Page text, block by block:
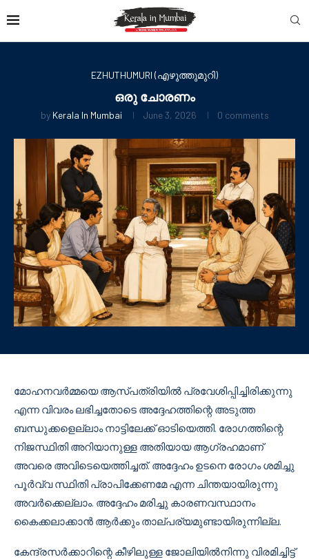
EZHUTHUMURI (എഴുത്തുമുറി)
ഒരു ചോരണം
by Kerala In Mumbai June 3, 2026 0 comments
മോഹനവർമ്മയെ ആസ്പത്രിയിൽ പ്രവേശിപ്പിച്ചിരിക്കുന്നു
എന്ന വിവരം ലഭിച്ചതോടെ അദ്ദേഹത്തിന്റെ അടുത്ത
ബന്ധുക്കളെല്ലാം നാട്ടിലേക്ക് ഓടിയെത്തി. രോഗത്തിന്റെ
നിജസ്ഥിതി അറിയാനുള്ള അതിയായ ആഗ്രഹമാണ്
അവരെ അവിടെയെത്തിച്ചത്. അദ്ദേഹം ഉടനെ രോഗം ശമിച്ചു
പൂർവ്വ സ്ഥിതി പ്രാപിക്കേണമേ എന്ന ചിന്തയായിരുന്നു
അവർക്കെല്ലാം. അദ്ദേഹം മരിച്ചു കാരണവസ്ഥാനം
കൈക്കലാക്കാൻ ആർക്കും താല്പര്യമുണ്ടായിരുന്നില്ല.
കേന്ദ്രസർക്കാറിന്റെ കീഴിലുള്ള ജോലിയിൽനിന്നു വിരമിച്ചിട്ട്